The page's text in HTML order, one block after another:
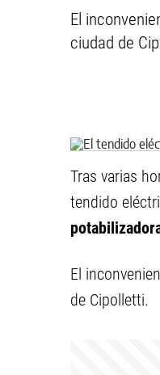
El
ciudad de
Tras varias
tendido
El
de Cipolletti.